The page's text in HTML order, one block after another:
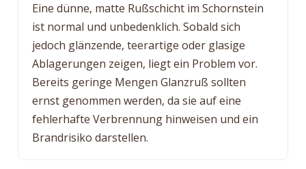
Eine dünne, matte Rußschicht im Schornstein
ist normal und unbedenklich. Sobald sich
jedoch glänzende, teerartige oder glasige
Ablagerungen zeigen, liegt ein Problem vor.
Bereits geringe Mengen Glanzruß sollten
ernst genommen werden, da sie auf eine
fehlerhafte Verbrennung hinweisen und ein
Brandrisiko darstellen.